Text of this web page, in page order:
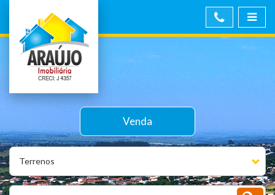
Terrenos
Venda